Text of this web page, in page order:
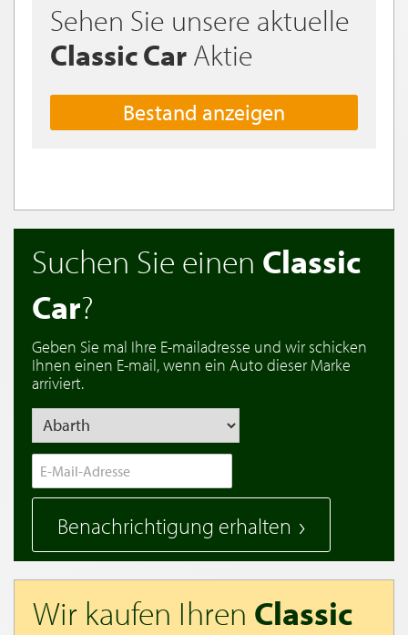
Sehen Sie unsere aktuelle
Classic Car Aktie
Bestand anzeigen
Suchen Sie einen Classic
Car?
Geben Sie mal Ihre E-mailadresse und wir schicken
Ihnen einen E-mail, wenn ein Auto dieser Marke
arriviert.
Benachrichtigung erhalten
Wir kaufen Ihren Classic